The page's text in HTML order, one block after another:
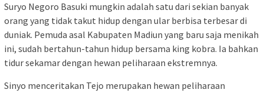
Suryo Negoro Basuki mungkin adalah satu dari sekian banyak
orang yang tidak takut hidup dengan ular berbisa terbesar di
duniak. Pemuda asal Kabupaten Madiun yang baru saja menikah
ini, sudah bertahun-tahun hidup bersama king kobra. Ia bahkan
tidur sekamar dengan hewan peliharaan ekstremnya.
Sinyo menceritakan Tejo merupakan hewan peliharaan